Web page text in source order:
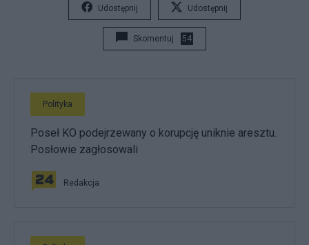
Udostępnij Udostępnij
Skomentuj 54
Polityka
Poseł KO podejrzewany o korupcję uniknie aresztu.
Posłowie zagłosowali
Redakcja